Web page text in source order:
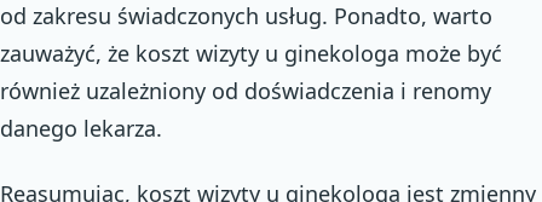
od zakresu świadczonych usług. Ponadto, warto
zauważyć, że koszt wizyty u ginekologa może być
również uzależniony od doświadczenia i renomy
danego lekarza.
Reasumując, koszt wizyty u ginekologa jest zmienny